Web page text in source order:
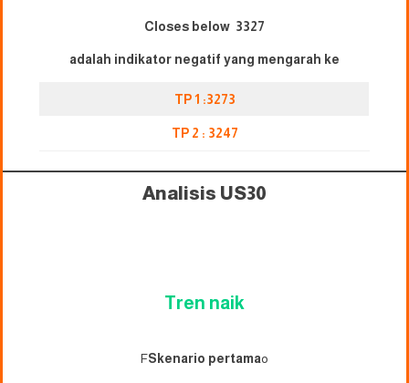
Closes below 3327
adalah indikator negatif yang mengarah ke
TP 1 :3273
TP 2 : 3247
Analisis US30
Tren naik
FSkenario pertamao